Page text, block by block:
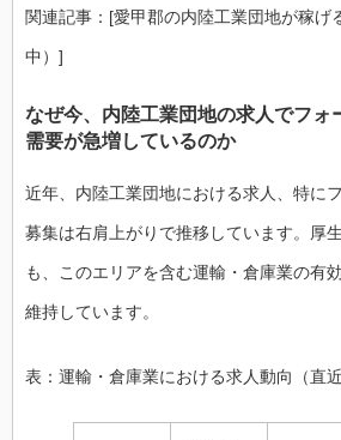
関連記事：[愛甲郡の内陸工業団地が稼げ
中）]
なぜ今、内陸工業団地の求人でフォ
需要が急増しているのか
近年、内陸工業団地における求人、特に
募集は右肩上がりで推移しています。厚
も、このエリアを含む運輸・倉庫業の有
維持しています。
表：運輸・倉庫業における求人動向（直